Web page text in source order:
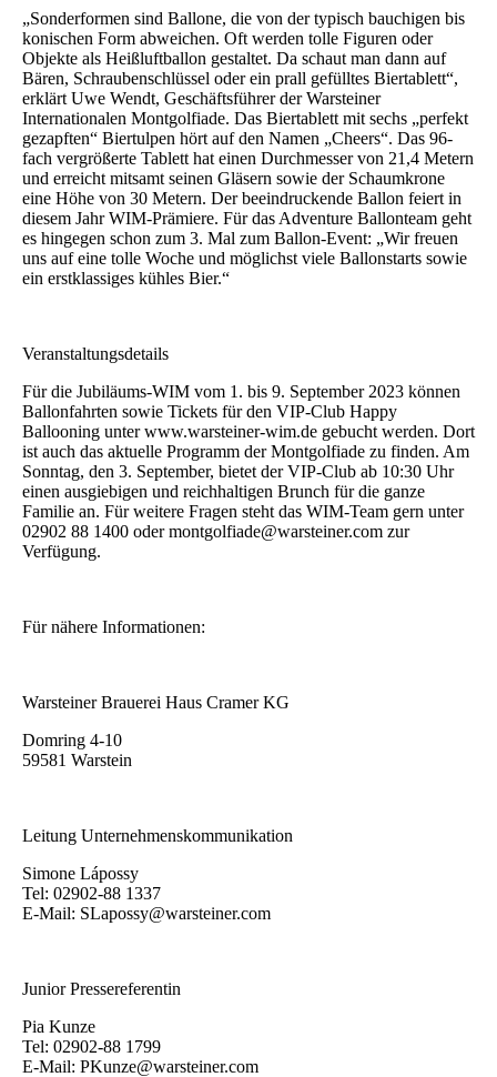
„Sonderformen sind Ballone, die von der typisch bauchigen bis
konischen Form abweichen. Oft werden tolle Figuren oder
Objekte als Heißluftballon gestaltet. Da schaut man dann auf
Bären, Schraubenschlüssel oder ein prall gefülltes Biertablett“,
erklärt Uwe Wendt, Geschäftsführer der Warsteiner
Internationalen Montgolfiade. Das Biertablett mit sechs „perfekt
gezapften“ Biertulpen hört auf den Namen „Cheers“. Das 96-
fach vergrößerte Tablett hat einen Durchmesser von 21,4 Metern
und erreicht mitsamt seinen Gläsern sowie der Schaumkrone
eine Höhe von 30 Metern. Der beeindruckende Ballon feiert in
diesem Jahr WIM-Prämiere. Für das Adventure Ballonteam geht
es hingegen schon zum 3. Mal zum Ballon-Event: „Wir freuen
uns auf eine tolle Woche und möglichst viele Ballonstarts sowie
ein erstklassiges kühles Bier.“
Veranstaltungsdetails
Für die Jubiläums-WIM vom 1. bis 9. September 2023 können
Ballonfahrten sowie Tickets für den VIP-Club Happy
Ballooning unter www.warsteiner-wim.de gebucht werden. Dort
ist auch das aktuelle Programm der Montgolfiade zu finden. Am
Sonntag, den 3. September, bietet der VIP-Club ab 10:30 Uhr
einen ausgiebigen und reichhaltigen Brunch für die ganze
Familie an. Für weitere Fragen steht das WIM-Team gern unter
02902 88 1400 oder montgolfiade@warsteiner.com zur
Verfügung.
Für nähere Informationen:
Warsteiner Brauerei Haus Cramer KG
Domring 4-10
59581 Warstein
Leitung Unternehmenskommunikation
Simone Lápossy
Tel: 02902-88 1337
E-Mail: SLapossy@warsteiner.com
Junior Pressereferentin
Pia Kunze
Tel: 02902-88 1799
E-Mail: PKunze@warsteiner.com